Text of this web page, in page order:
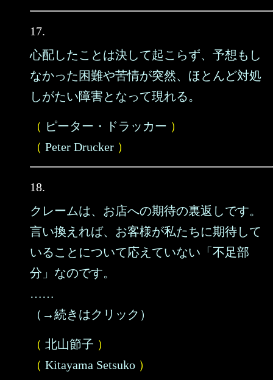
17.
心配したことは決して起こらず、予想もし
なかった困難や苦情が突然、ほとんど対処
しがたい障害となって現れる。
（ ピーター・ドラッカー ）
（ Peter Drucker ）
18.
クレームは、お店への期待の裏返しです。
言い換えれば、お客様が私たちに期待して
いることについて応えていない「不足部
分」なのです。
……
（→続きはクリック）
（ 北山節子 ）
（ Kitayama Setsuko ）